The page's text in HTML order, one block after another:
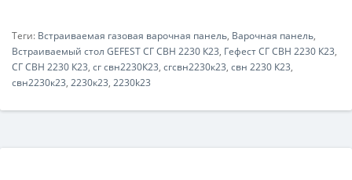
Теги: Встраиваемая газовая варочная панель, Варочная панель,
Встраиваемый стол GEFEST СГ СВН 2230 К23, Гефест СГ СВН 2230 К23,
СГ СВН 2230 К23, сг свн2230К23, сгсвн2230к23, свн 2230 К23,
свн2230к23, 2230к23, 2230k23